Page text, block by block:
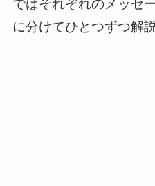
ではそれぞれのメッセ
に分けてひとつずつ解